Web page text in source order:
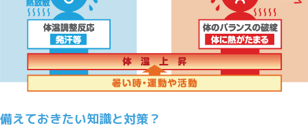
備えておきたい知識と対策？